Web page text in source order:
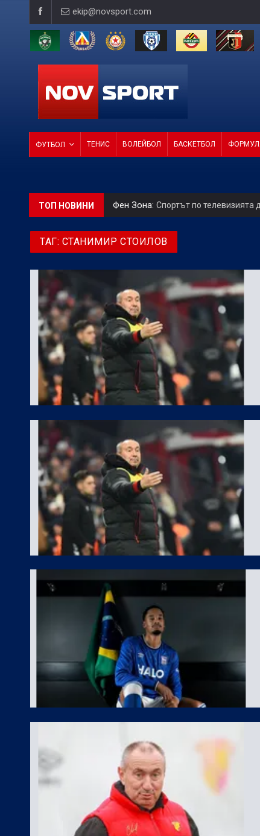
ekip@novsport.com
ФУТБОЛ ТЕНИС ВОЛЕЙБОЛ БАСКЕТБОЛ
ТОП НОВИНИ Фен Зона: Спортът по телевизията
Betvam на световно ниво:
БГ Футбол:Веласкес: Очаква ни
Фантастичен ЦСКА 1948
БГ Футбол: Левски се размина с
ТАГ: СТАНИМИР СТОИЛОВ